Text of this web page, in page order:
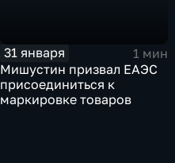
31 января
1 мин
Мишустин призвал ЕАЭС
присоединиться к
маркировке товаров